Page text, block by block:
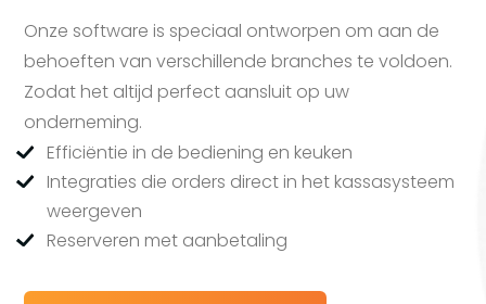
Onze software is speciaal ontworpen om aan de
behoeften van verschillende branches te voldoen.
Zodat het altijd perfect aansluit op uw
onderneming.
Efficiëntie in de bediening en keuken
Integraties die orders direct in het kassasysteem
weergeven
Reserveren met aanbetaling